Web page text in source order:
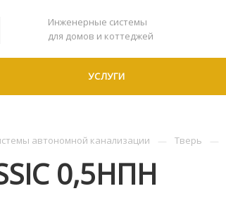
Инженерные системы
для домов и коттеджей
УСЛУГИ
автономной канализации Тверь
0,5НПН